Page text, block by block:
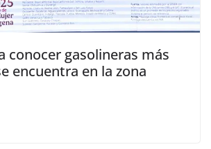
conocer gasolineras más
encuentra en la zona